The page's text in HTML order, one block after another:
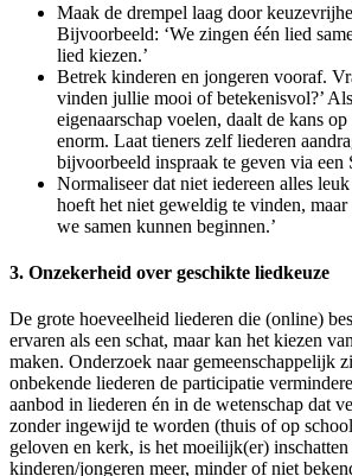
Maak de drempel laag door
Bijvoorbeeld: ‘We zingen één lied
lied kiezen.’
Betrek kinderen en jongeren vooraf.
vinden jullie mooi of betekenisvol?’
eigenaarschap voelen, daalt de kans
enorm. Laat tieners zelf liederen
bijvoorbeeld inspraak te geven via
Normaliseer dat niet iedereen alles
hoeft het niet geweldig te vinden, maar
we samen kunnen beginnen.’
3. Onzekerheid over geschikte liedkeuze
De grote hoeveelheid liederen die (online)
ervaren als een schat, maar kan het kiezen
maken. Onderzoek naar gemeenschappelijk
onbekende liederen de participatie
aanbod in liederen én in de wetenschap dat
zonder ingewijd te worden (thuis of op
geloven en kerk, is het moeilijk(er)
kinderen/jongeren meer, minder of niet